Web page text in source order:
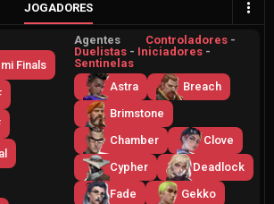
JOGADORES
Finals
Agentes Controladores -
Duelistas - Iniciadores -
Sentinelas
Astra
Breach
Brimstone
Chamber
Clove
Cypher
Deadlock
Fade
Gekko